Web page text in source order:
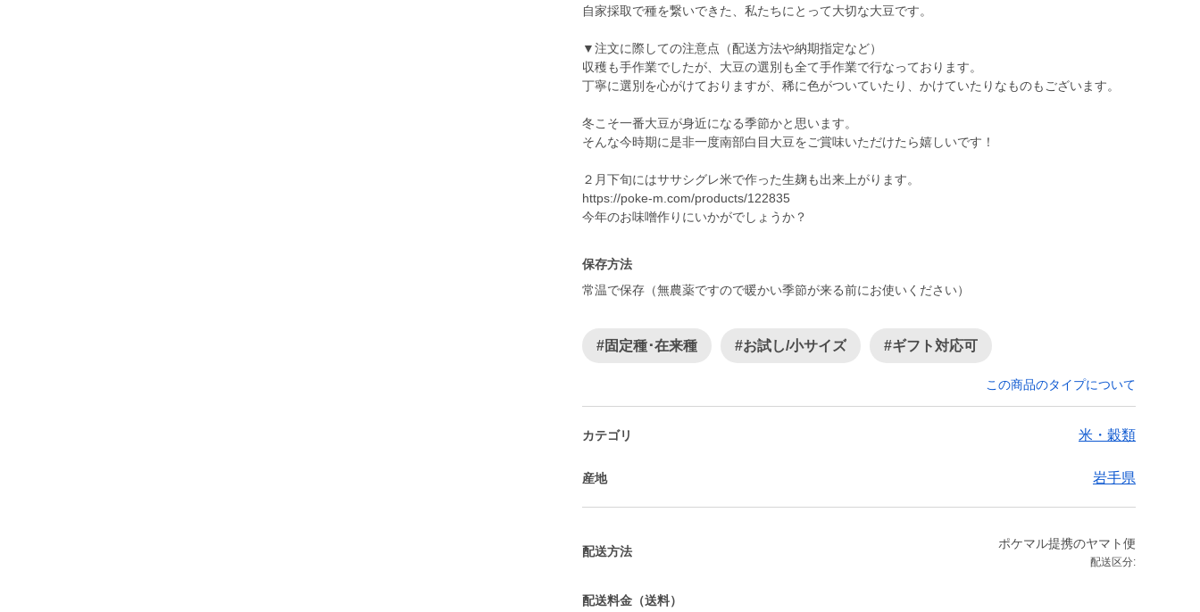
自家採取で種を繋いできた、私たちにとって大切な大豆です。
▼注文に際しての注意点（配送方法や納期指定など）
収穫も手作業でしたが、大豆の選別も全て手作業で行なっております。
丁寧に選別を心がけておりますが、稀に色がついていたり、かけていたりなものもございます。
冬こそ一番大豆が身近になる季節かと思います。
そんな今時期に是非一度南部白目大豆をご賞味いただけたら嬉しいです！
２月下旬にはササシグレ米で作った生麹も出来上がります。
https://poke-m.com/products/122835
保存方法
常温で保存（無農薬ですので暖かい季節が来る前にお使いください）
#固定種･在来種 #お試し/小サイズ #ギフト対応可
この商品のタイプについて
カテゴリ 米・穀類
産地 岩手県
配送方法
ポケマル提携のヤマト便
配送区分:
配送料金（送料）